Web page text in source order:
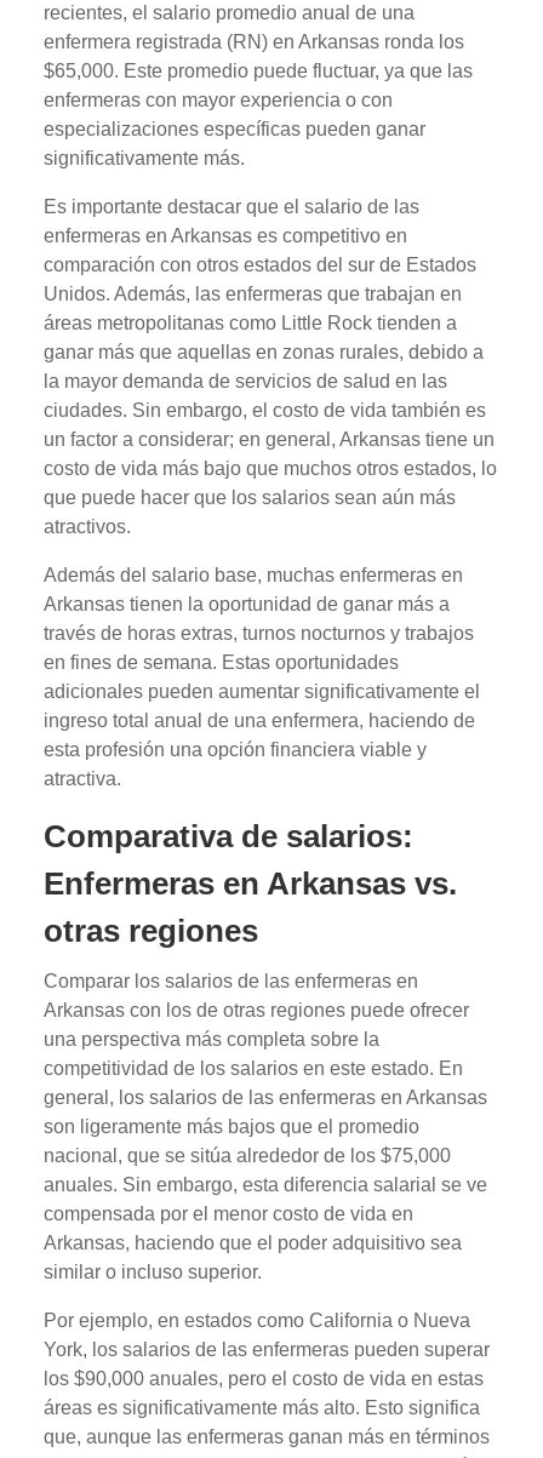
recientes, el salario promedio anual de una
enfermera registrada (RN) en Arkansas ronda los
$65,000. Este promedio puede fluctuar, ya que las
enfermeras con mayor experiencia o con
especializaciones específicas pueden ganar
significativamente más.
Es importante destacar que el salario de las
enfermeras en Arkansas es competitivo en
comparación con otros estados del sur de Estados
Unidos. Además, las enfermeras que trabajan en
áreas metropolitanas como Little Rock tienden a
ganar más que aquellas en zonas rurales, debido a
la mayor demanda de servicios de salud en las
ciudades. Sin embargo, el costo de vida también es
un factor a considerar; en general, Arkansas tiene un
costo de vida más bajo que muchos otros estados, lo
que puede hacer que los salarios sean aún más
atractivos.
Además del salario base, muchas enfermeras en
Arkansas tienen la oportunidad de ganar más a
través de horas extras, turnos nocturnos y trabajos
en fines de semana. Estas oportunidades
adicionales pueden aumentar significativamente el
ingreso total anual de una enfermera, haciendo de
esta profesión una opción financiera viable y
atractiva.
Comparativa de salarios:
Enfermeras en Arkansas vs.
otras regiones
Comparar los salarios de las enfermeras en
Arkansas con los de otras regiones puede ofrecer
una perspectiva más completa sobre la
competitividad de los salarios en este estado. En
general, los salarios de las enfermeras en Arkansas
son ligeramente más bajos que el promedio
nacional, que se sitúa alrededor de los $75,000
anuales. Sin embargo, esta diferencia salarial se ve
compensada por el menor costo de vida en
Arkansas, haciendo que el poder adquisitivo sea
similar o incluso superior.
Por ejemplo, en estados como California o Nueva
York, los salarios de las enfermeras pueden superar
los $90,000 anuales, pero el costo de vida en estas
áreas es significativamente más alto. Esto significa
que, aunque las enfermeras ganan más en términos